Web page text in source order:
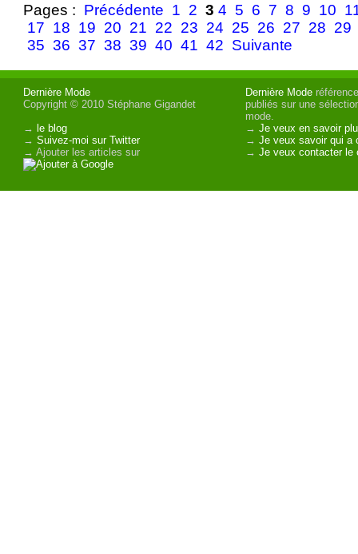
Pages : Précédente 1 2 3 4 5 6 7 8 9 10
17 18 19 20 21 22 23 24 25 26 27 28 29
35 36 37 38 39 40 41 42 Suivante
Dernière Mode
Copyright © 2010 Stéphane Gigandet
→le blog
→Suivez-moi sur Twitter
→ Ajouter les articles sur
Dernière Mode
publiés sur une
mode.
→Je veux en savoir
→Je veux savoir qui a
→Je veux contacter le